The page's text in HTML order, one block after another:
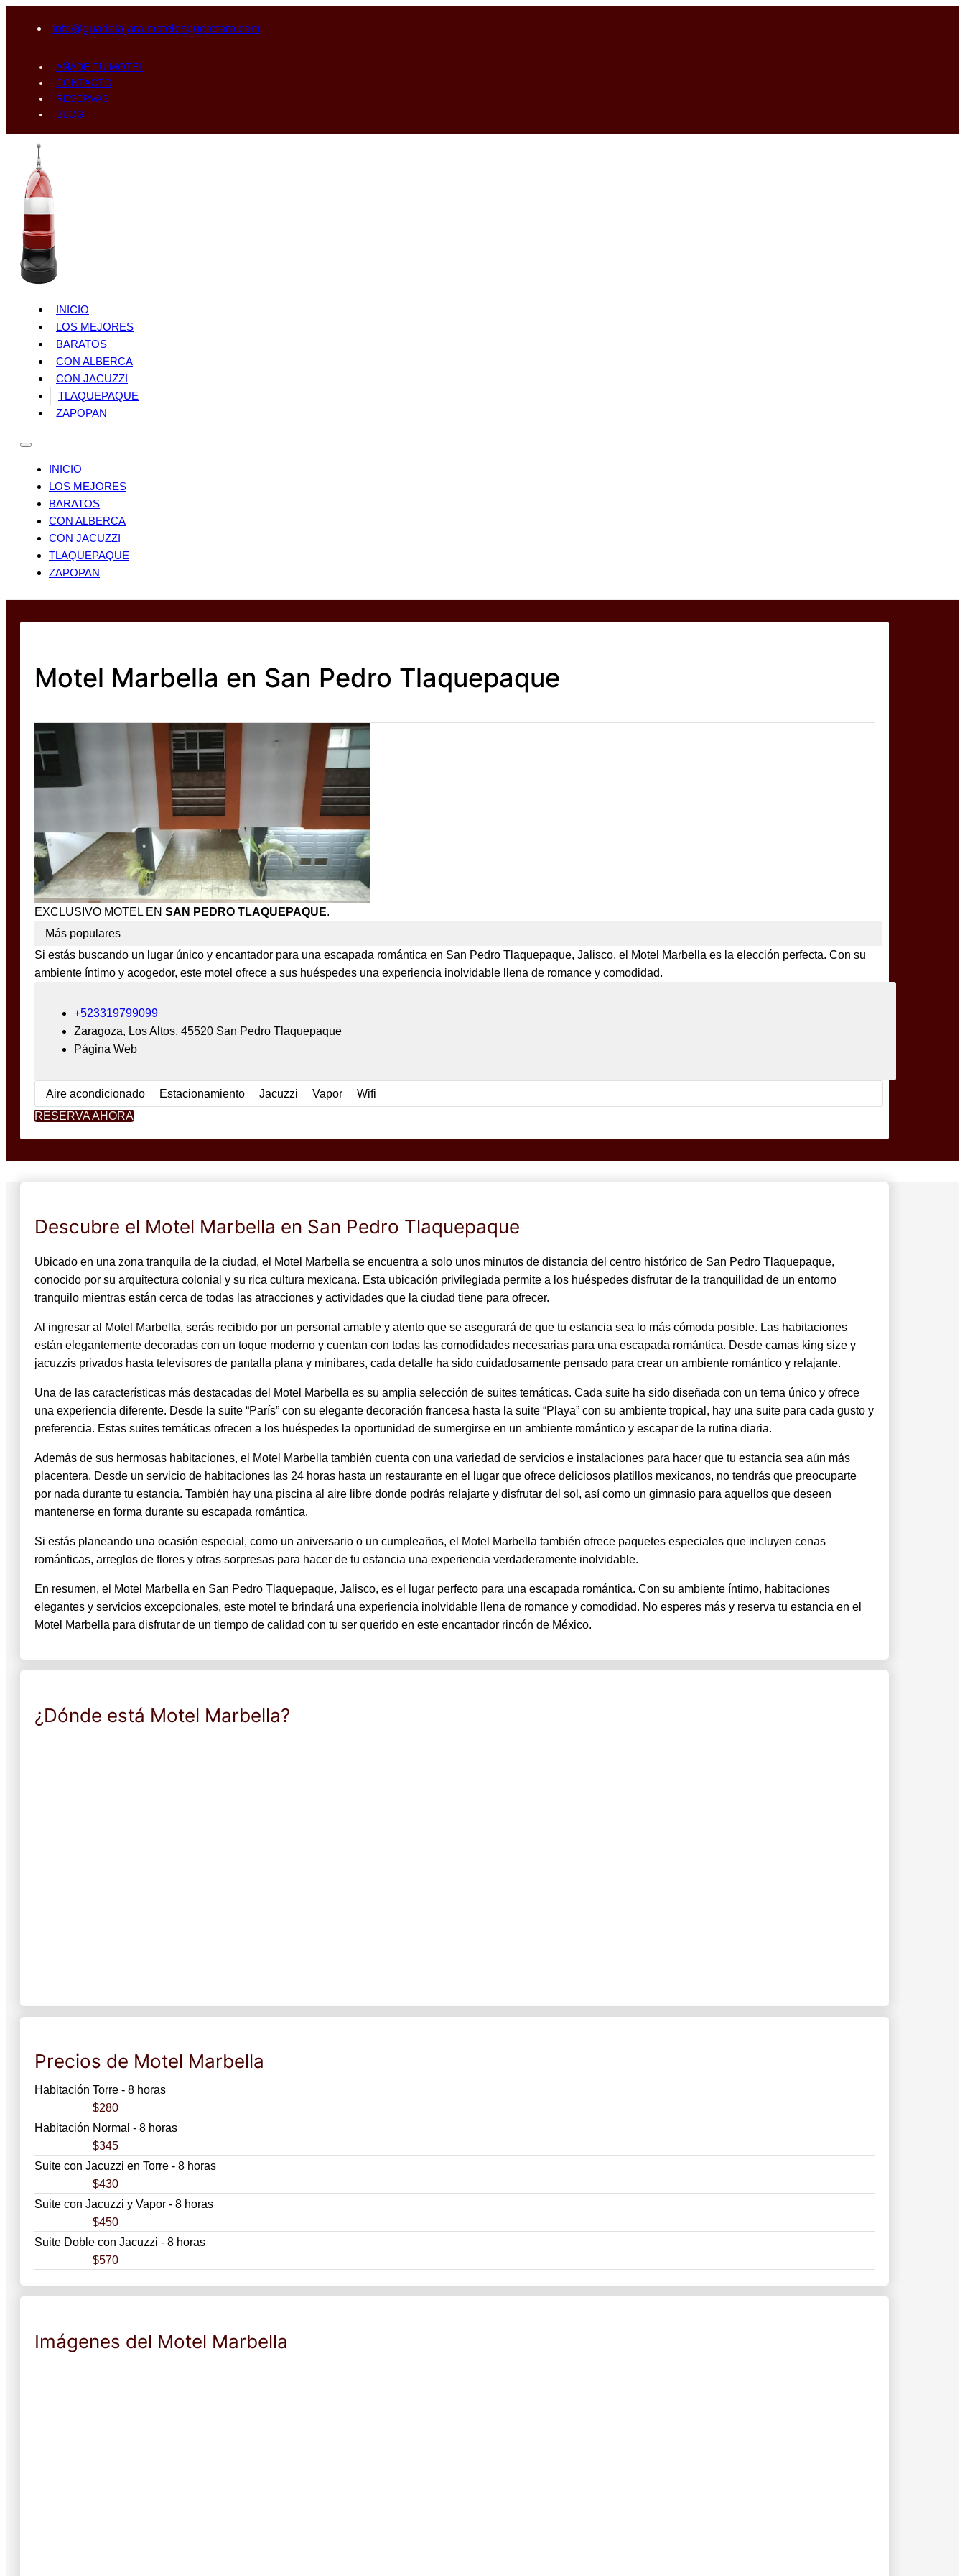
info@guadalajara.motelesqueretaro.com
AÑADE TU MOTEL
CONTACTO
RESERVAS
BLOG
INICIO
LOS MEJORES
BARATOS
CON ALBERCA
CON JACUZZI
TLAQUEPAQUE
ZAPOPAN
INICIO
LOS MEJORES
BARATOS
CON ALBERCA
CON JACUZZI
TLAQUEPAQUE
ZAPOPAN
Motel Marbella en San Pedro Tlaquepaque
EXCLUSIVO MOTEL EN SAN PEDRO TLAQUEPAQUE.
Más populares
Si estás buscando un lugar único y encantador para una escapada romántica en San Pedro Tlaquepaque, Jalisco, el Motel Marbella es la elección perfecta. Con su
ambiente íntimo y acogedor, este motel ofrece a sus huéspedes una experiencia inolvidable llena de romance y comodidad.
+523319799099
Zaragoza, Los Altos, 45520 San Pedro Tlaquepaque
Página Web
Aire acondicionado Estacionamiento Jacuzzi Vapor
Wifi
RESERVA AHORA
Descubre el Motel Marbella en San Pedro Tlaquepaque
Ubicado en una zona tranquila de la ciudad, el Motel Marbella se encuentra a solo unos minutos de distancia del centro histórico de San Pedro Tlaquepaque,
conocido por su arquitectura colonial y su rica cultura mexicana. Esta ubicación privilegiada permite a los huéspedes disfrutar de la tranquilidad de un entorno
tranquilo mientras están cerca de todas las atracciones y actividades que la ciudad tiene para ofrecer.
Al ingresar al Motel Marbella, serás recibido por un personal amable y atento que se asegurará de que tu estancia sea lo más cómoda posible. Las habitaciones
están elegantemente decoradas con un toque moderno y cuentan con todas las comodidades necesarias para una escapada romántica. Desde camas king size y
jacuzzis privados hasta televisores de pantalla plana y minibares, cada detalle ha sido cuidadosamente pensado para crear un ambiente romántico y relajante.
Una de las características más destacadas del Motel Marbella es su amplia selección de suites temáticas. Cada suite ha sido diseñada con un tema único y ofrece
una experiencia diferente. Desde la suite “París” con su elegante decoración francesa hasta la suite “Playa” con su ambiente tropical, hay una suite para cada gusto y
preferencia. Estas suites temáticas ofrecen a los huéspedes la oportunidad de sumergirse en un ambiente romántico y escapar de la rutina diaria.
Además de sus hermosas habitaciones, el Motel Marbella también cuenta con una variedad de servicios e instalaciones para hacer que tu estancia sea aún más
placentera. Desde un servicio de habitaciones las 24 horas hasta un restaurante en el lugar que ofrece deliciosos platillos mexicanos, no tendrás que preocuparte
por nada durante tu estancia. También hay una piscina al aire libre donde podrás relajarte y disfrutar del sol, así como un gimnasio para aquellos que deseen
mantenerse en forma durante su escapada romántica.
Si estás planeando una ocasión especial, como un aniversario o un cumpleaños, el Motel Marbella también ofrece paquetes especiales que incluyen cenas
románticas, arreglos de flores y otras sorpresas para hacer de tu estancia una experiencia verdaderamente inolvidable.
En resumen, el Motel Marbella en San Pedro Tlaquepaque, Jalisco, es el lugar perfecto para una escapada romántica. Con su ambiente íntimo, habitaciones
elegantes y servicios excepcionales, este motel te brindará una experiencia inolvidable llena de romance y comodidad. No esperes más y reserva tu estancia en el
Motel Marbella para disfrutar de un tiempo de calidad con tu ser querido en este encantador rincón de México.
¿Dónde está Motel Marbella?
Precios de Motel Marbella
Habitación Torre - 8 horas
$280
Habitación Normal - 8 horas
$345
Suite con Jacuzzi en Torre - 8 horas
$430
Suite con Jacuzzi y Vapor - 8 horas
$450
Suite Doble con Jacuzzi - 8 horas
$570
Imágenes del Motel Marbella